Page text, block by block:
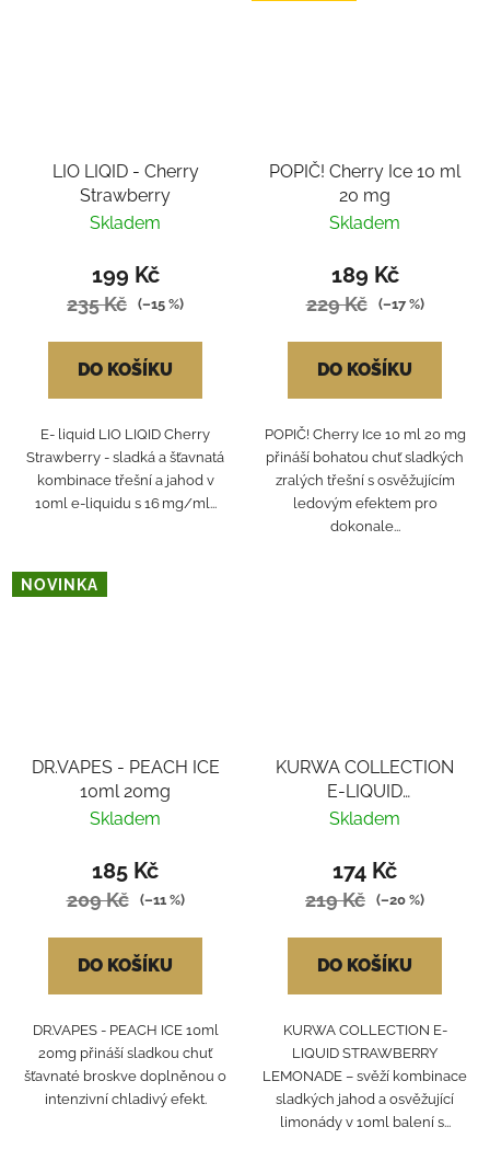
LIO LIQID - Cherry
Strawberry
Skladem
199 Kč
235 Kč (–15 %)
DO KOŠÍKU
E- liquid LIO LIQID Cherry
Strawberry - sladká a šťavnatá
kombinace třešní a jahod v
10ml e-liquidu s 16 mg/ml...
POPIČ! Cherry Ice 10 ml
20 mg
Skladem
189 Kč
229 Kč (–17 %)
DO KOŠÍKU
POPIČ! Cherry Ice 10 ml 20 mg
přináší bohatou chuť sladkých
zralých třešní s osvěžujícím
ledovým efektem pro
dokonale...
NOVINKA
DR.VAPES - PEACH ICE
10ml 20mg
Skladem
185 Kč
209 Kč (–11 %)
DO KOŠÍKU
DR.VAPES - PEACH ICE 10ml
20mg přináší sladkou chuť
šťavnaté broskve doplněnou o
intenzivní chladivý efekt.
KURWA COLLECTION
E-LIQUID
STRAWBERRY
Skladem
174 Kč
219 Kč (–20 %)
DO KOŠÍKU
KURWA COLLECTION E-
LIQUID STRAWBERRY
LEMONADE – svěží kombinace
sladkých jahod a osvěžující
limonády v 10ml balení s...